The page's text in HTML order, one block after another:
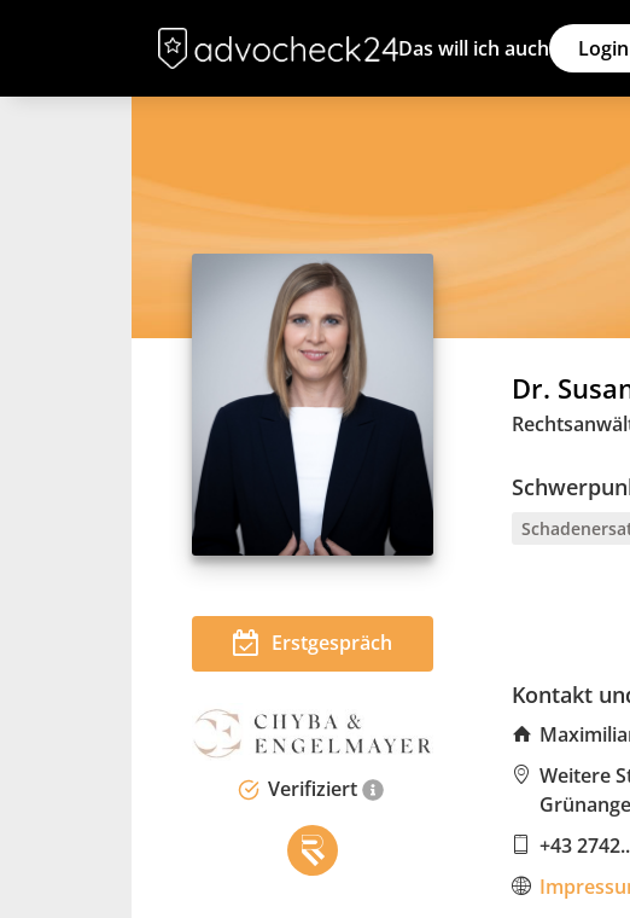
Das will ich auch Login
Erstgespräch
Verifiziert
Dr.
Kontakt
Weitere
+43